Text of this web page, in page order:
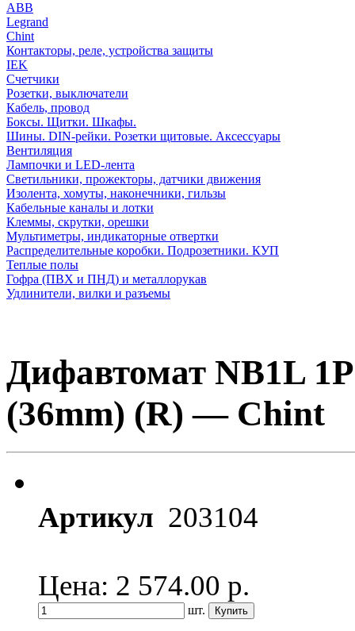
АВВ
Legrand
Chint
Контакторы, реле, устройства защиты
IEK
Счетчики
Розетки, выключатели
Кабель, провод
Боксы. Щитки. Шкафы.
Шины. DIN-рейки. Розетки щитовые. Аксессуары
Вентиляция
Лампочки и LED-лента
Светильники, прожекторы, датчики движения
Изолента, хомуты, наконечники, гильзы
Кабельные каналы и лотки
Клеммы, скрутки, орешки
Мультиметры, индикаторные отвертки
Распределительные коробки. Подрозетники. КУП
Теплые полы
Гофра (ПВХ и ПНД) и металлорукав
Удлинители, вилки и разъемы
Дифавтомат NB1L
(36mm) (R) — Chint
Артикул 203104
Цена: 2 574.00 р.
шт.